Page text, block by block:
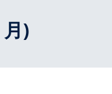
)